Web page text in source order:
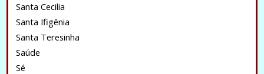
Santa Cecilia
Santa Ifigênia
Santa Teresinha
Saúde
Sé